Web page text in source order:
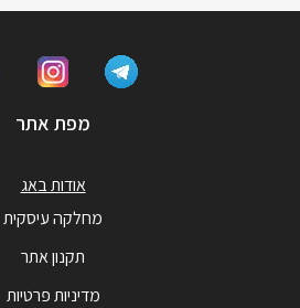
מפת אתר
אודות באג
מחלקה עיסקית
תקנון אתר
מדיניות פרטיות